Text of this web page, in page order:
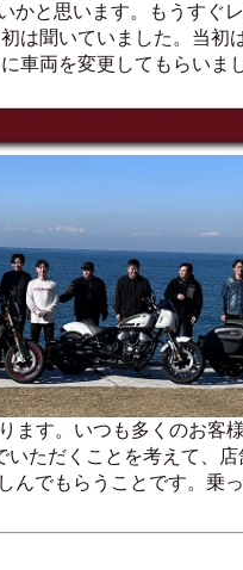
と思います。もうすぐ
は聞いていました。当初
車両を変更してもらいま
ます。いつも多くのお客
ただくことを考えて、
でもらうことです。乗